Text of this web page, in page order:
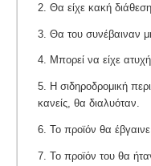
2. Θα είχε κακή διάθεση.
3. Θα του συνέβαιναν
4. Μπορεί να είχε
5. Η σιδηροδρομική
κανείς, θα διαλυόταν.
6. Το προϊόν θα
7. Το προϊόν του θα